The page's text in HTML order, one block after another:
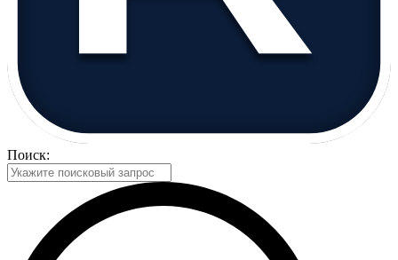
Поиск: